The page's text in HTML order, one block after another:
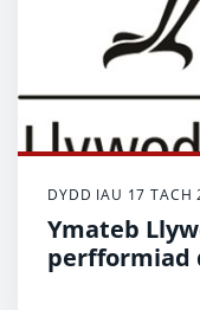
DYDD IAU 17
Ymateb
perfformiad